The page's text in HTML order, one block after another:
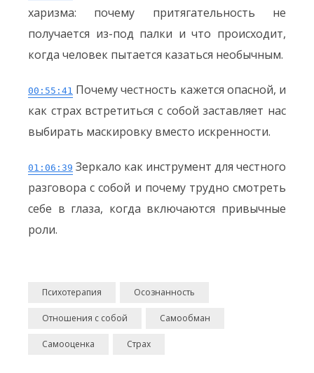
харизма: почему притягательность не
получается из-под палки и что происходит,
когда человек пытается казаться необычным.
00:55:41 Почему честность кажется опасной, и
как страх встретиться с собой заставляет нас
выбирать маскировку вместо искренности.
01:06:39 Зеркало как инструмент для честного
разговора с собой и почему трудно смотреть
себе в глаза, когда включаются привычные
роли.
Психотерапия Осознанность
Отношения с собой Самообман
Самооценка Страх